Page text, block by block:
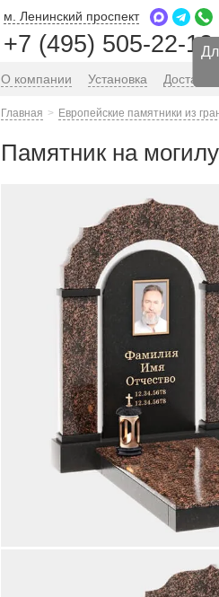
м. Ленинский проспект
+7 (495) 505-22-12
О компании Установка Доставка
Главная Европейские памятники из
Памятник на